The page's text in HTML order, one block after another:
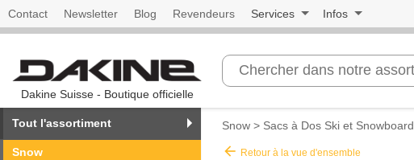
Contact Newsletter Blog Revendeurs Services Infos
Dakine Suisse - Boutique officielle
Tout l'assortiment
Snow
Snow > Sacs à Dos Ski et Snowboard
arrow_back Retour à la vue d'ensemble